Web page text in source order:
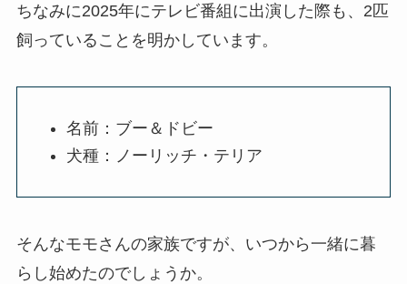
ちなみに2025年にテレビ番組に出演した際も、2匹
飼っていることを明かしています。
名前：ブー＆ドビー
犬種：ノーリッチ・テリア
そんなモモさんの家族ですが、いつから一緒に暮
らし始めたのでしょうか。